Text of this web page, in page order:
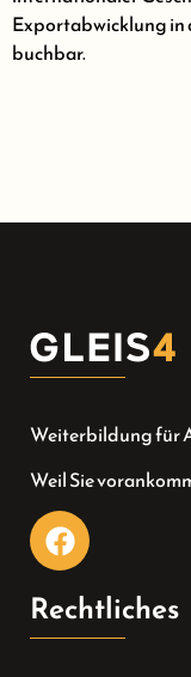
Exportabwicklung in
buchbar.
Weiterbildung für
Weil Sie
Rechtliches